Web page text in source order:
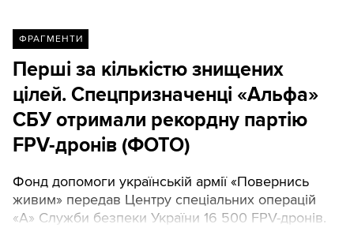
ФРАГМЕНТИ
Перші за кількістю знищених
цілей. Спецпризначенці «Альфа»
СБУ отримали рекордну партію
FPV-дронів (ФОТО)
Фонд допомоги українській армії «Повернись
живим» передав Центру спеціальних операцій
«А» Служби безпеки України 16 500 FPV-дронів.